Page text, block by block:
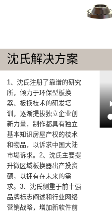
沈氏解决方案
1、沈氏注册了靠谱的研究
所，倾力于环保型板换
器、板换枝术的研发培
训，逐渐提拔独立企业创
新力量，制作都具有独立
基本知识房屋产权的枝术
和物品，以诉求中国大陆
市場诉求。2、沈氏主要提
升微区域板换器出产投资
额，以拥有在未来的需
求。3、沈氏侧重于前十强
品牌标志阐述和行业网络
营销战略，增加新软件前